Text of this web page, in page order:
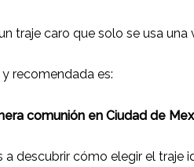
traje caro que solo se usa una
recomendada es:
comunión en Ciudad de
a descubrir cómo elegir el traje